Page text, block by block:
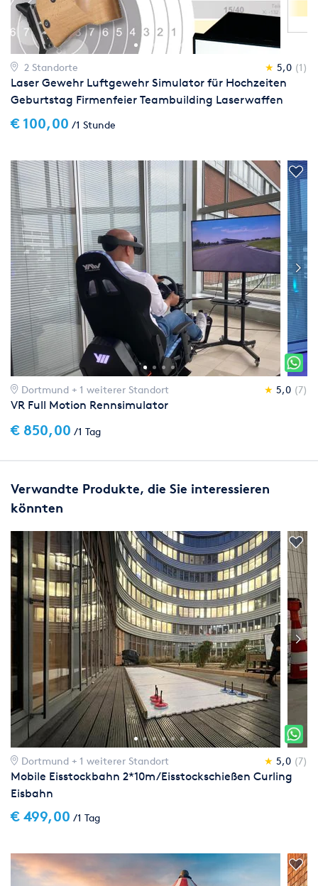
2 Standorte ★ 5,0 (1)
Laser Gewehr Luftgewehr Simulator für Hochzeiten
Geburtstag Firmenfeier Teambuilding Laserwaffen
Event
€ 100,00 /1 Stunde
Dortmund + 1 weiterer Standort ★ 5,0 (7)
VR Full Motion Rennsimulator
€ 850,00 /1 Tag
Verwandte Produkte, die Sie interessieren
könnten
Dortmund + 1 weiterer Standort ★ 5,0 (7)
Mobile Eisstockbahn 2*10m/Eisstockschießen Curling
Eisbahn
€ 499,00 /1 Tag